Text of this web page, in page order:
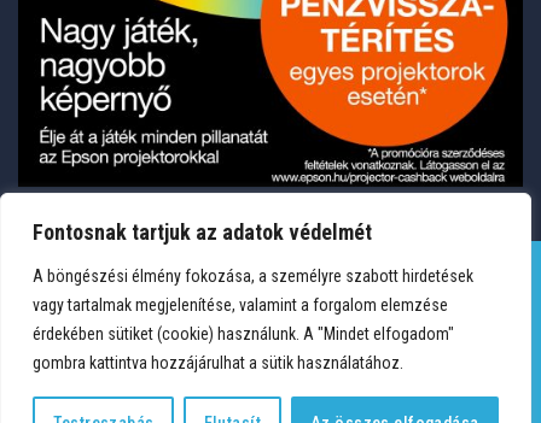
Fontosnak tartjuk az adatok védelmét
A böngészési élmény fokozása, a személyre szabott hirdetések
vagy tartalmak megjelenítése, valamint a forgalom elemzése
érdekében sütiket (cookie) használunk. A "Mindet elfogadom"
gombra kattintva hozzájárulhat a sütik használatához.
KÍVÁNSÁGLISTA
VÁSÁRLÁSI FELTÉTELEK
ADATVÉDELEM
Copyright 2026 © Medium Hungary Kft. Minden jog fenntartva.